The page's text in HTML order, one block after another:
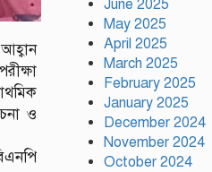
ও
June 2025
May 2025
April 2025
March 2025
February 2025
January 2025
December 2024
November 2024
October 2024